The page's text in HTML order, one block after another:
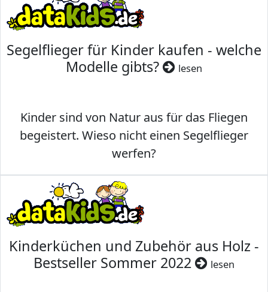
Segelflieger für Kinder kaufen - welche
Modelle gibts?
lesen
Kinder sind von Natur aus für das Fliegen
begeistert. Wieso nicht einen Segelflieger
werfen?
Kinderküchen und Zubehör aus Holz -
Bestseller Sommer 2022
lesen